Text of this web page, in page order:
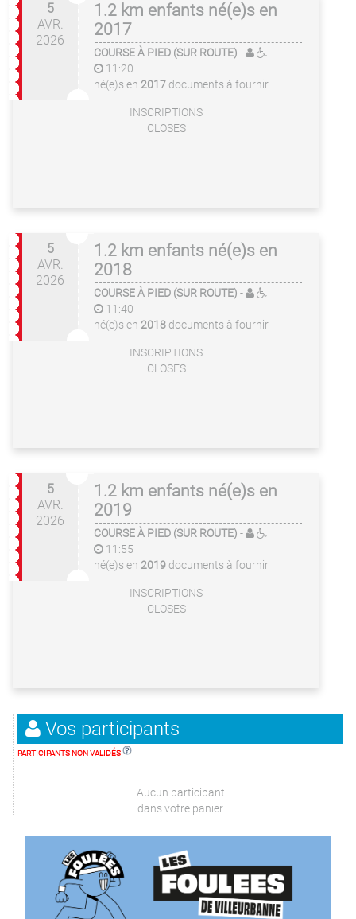
5
AVR.
2026
1.2 km enfants né(e)s en
2017
COURSE À PIED (SUR ROUTE) -
11:20
né(e)s en 2017 documents à fournir
INSCRIPTIONS
CLOSES
5
AVR.
2026
1.2 km enfants né(e)s en
2018
COURSE À PIED (SUR ROUTE) -
11:40
né(e)s en 2018 documents à fournir
INSCRIPTIONS
CLOSES
5
AVR.
2026
1.2 km enfants né(e)s en
2019
COURSE À PIED (SUR ROUTE) -
11:55
né(e)s en 2019 documents à fournir
INSCRIPTIONS
CLOSES
Vos participants
PARTICIPANTS NON VALIDÉS
Aucun participant
dans votre panier